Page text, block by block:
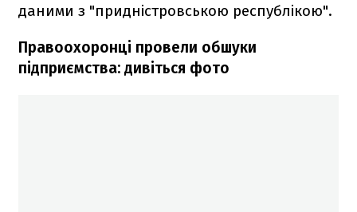
даними з "придністровською республікою".
Правоохоронці провели обшуки
підприємства: дивіться фото